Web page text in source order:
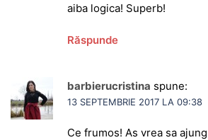
aiba logica! Superb!
Răspunde
barbierucristina spune:
13 SEPTEMBRIE 2017 LA 09:38
Ce frumos! As vrea sa